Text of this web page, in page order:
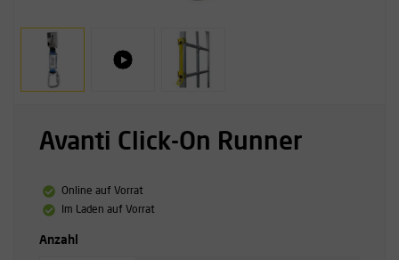
Avanti Click-On Runner
Online auf Vorrat
Im Laden auf Vorrat
Anzahl